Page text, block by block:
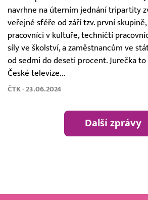
navrhne na úterním jednání tripartity
veřejné sféře od září tzv. první
pracovníci v kultuře, techničtí
síly ve školství, a zaměstnancům ve
od sedmi do deseti procent. Jurečka
České televize...
ČTK - 23.06.2024
Další zprávy